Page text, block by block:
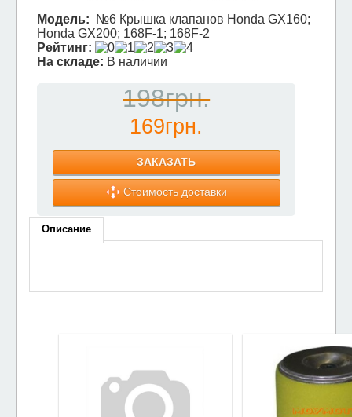
Модель:
№6 Крышка клапанов Honda GX160;
Honda GX200; 168F-1; 168F-2
Рейтинг:
На складе: В наличии
198грн.
169грн.
ЗАКАЗАТЬ
Стоимость доставки
Описание